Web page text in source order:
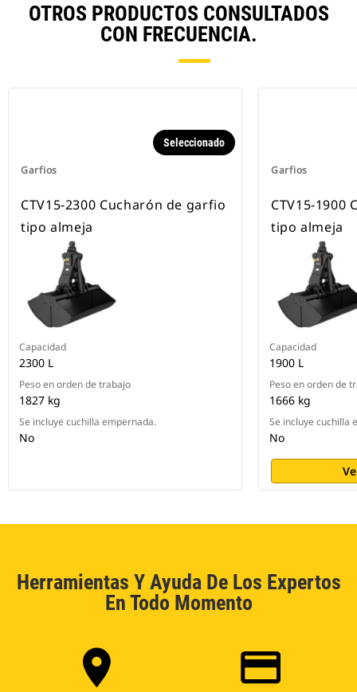
OTROS PRODUCTOS CONSULTADOS
CON FRECUENCIA.
Garfios
Seleccionado
CTV15-2300 Cucharón de garfio
tipo almeja
Capacidad
2300 L
Peso en orden de trabajo
1827 kg
Se incluye cuchilla empernada.
No
Garfios
CTV15-1900
tipo almeja
Capacidad
1900 L
Peso en orden de
1666 kg
Se incluye cuchilla
No
Herramientas Y Ayuda De Los Expertos
En Todo Momento